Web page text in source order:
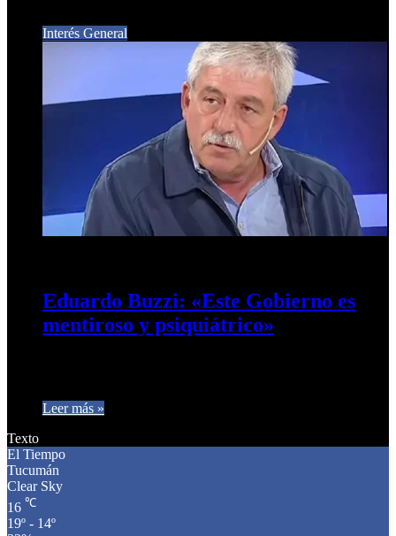
Interés General
Eduardo Buzzi: «Este Gobierno es
mentiroso y psiquiátrico»
Leer más »
Texto
El Tiempo
Tucumán
Clear Sky
16 ℃
19º - 14º